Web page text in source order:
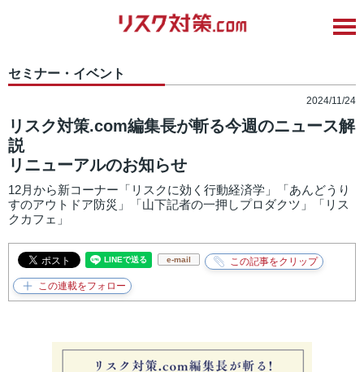
セミナー・イベント
2024/11/24
リスク対策.com編集長が斬る今週のニュース解
説
リニューアルのお知らせ
12月から新コーナー「リスクに効く行動経済学」「あんどうり
すのアウトドア防災」「山下記者の一押しプロダクツ」「リス
クカフェ」
e-mail